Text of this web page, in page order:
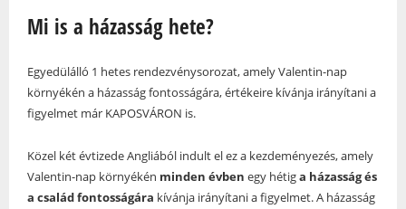
Mi is a házasság hete?
Egyedülálló 1 hetes rendezvénysorozat, amely Valentin-nap
környékén a házasság fontosságára, értékeire kívánja irányítani a
figyelmet már KAPOSVÁRON is.
Közel két évtizede Angliából indult el ez a kezdeményezés, amely
Valentin-nap környékén minden évben egy hétiga házasság és
a család fontosságára kívánja irányítani a figyelmet. A házasság